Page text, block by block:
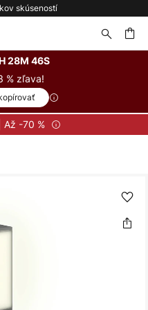
skúseností
28M 46S
% zľava!
-70 %